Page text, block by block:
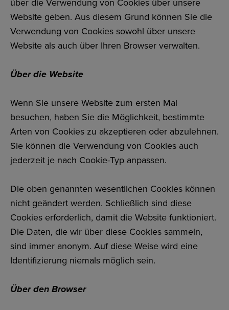
Website geben. Aus diesem Grund können Sie die
Verwendung von Cookies sowohl über unsere
Website als auch über Ihren Browser verwalten.
Über die Website
Wenn Sie unsere Website zum ersten Mal
besuchen, haben Sie die Möglichkeit, bestimmte
Arten von Cookies zu akzeptieren oder abzulehnen.
Sie können die Verwendung von Cookies auch
jederzeit je nach Cookie-Typ anpassen.
Die oben genannten wesentlichen Cookies können
nicht geändert werden. Schließlich sind diese
Cookies erforderlich, damit die Website funktioniert.
Die Daten, die wir über diese Cookies sammeln,
sind immer anonym. Auf diese Weise wird eine
Identifizierung niemals möglich sein.
Über den Browser